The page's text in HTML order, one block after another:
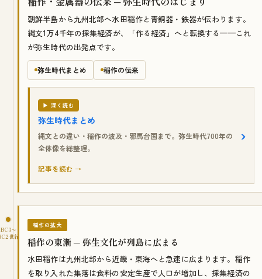
朝鮮半島から九州北部へ水田稲作と青銅器・鉄器が伝わります。
縄文1万4千年の採集経済が、「作る経済」へと転換する——これ
が弥生時代の出発点です。
弥生時代まとめ 稲作の伝来
▶ 深く読む
弥生時代まとめ
縄文との違い・稲作の波及・邪馬台国まで。弥生時代700年の
全体像を総整理。
記事を読む →
BC3〜
世紀
稲作の拡大
稲作の東漸 ─ 弥生文化が列島に広まる
水田稲作は九州北部から近畿・東海へと急速に広まります。稲作
を取り入れた集落は食料の安定生産で人口が増加し、採集経済の